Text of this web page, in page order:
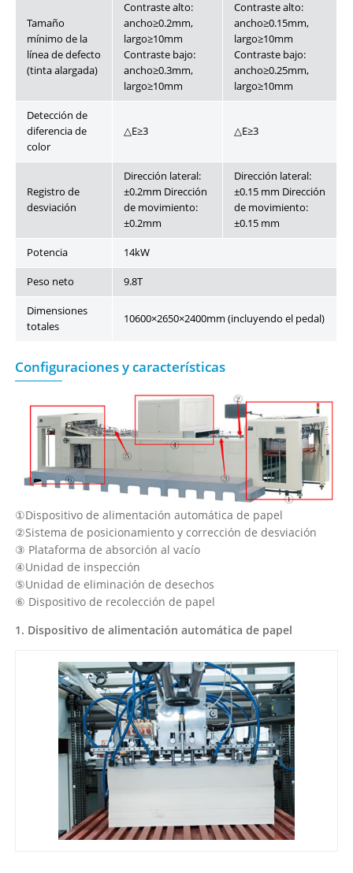
Tamaño
mínimo de la
línea de defecto
(tinta alargada)
Contraste alto:
ancho≥0.2mm,
largo≥10mm
Contraste bajo:
ancho≥0.3mm,
largo≥10mm
Contraste alto:
ancho≥0.15mm,
largo≥10mm
Contraste bajo:
ancho≥0.25mm,
largo≥10mm
Detección de
diferencia de
color
△E≥3 △E≥3
Registro de
desviación
Dirección lateral:
±0.2mm Dirección
de movimiento:
±0.2mm
Dirección lateral:
±0.15 mm Dirección
de movimiento:
±0.15 mm
Potencia 14kW
Peso neto 9.8T
Dimensiones
totales
10600×2650×2400mm (incluyendo el pedal)
Configuraciones y características
①Dispositivo de alimentación automática de papel
②Sistema de posicionamiento y corrección de desviación
③ Plataforma de absorción al vacío
④Unidad de inspección
⑤Unidad de eliminación de desechos
⑥ Dispositivo de recolección de papel
1. Dispositivo de alimentación automática de papel